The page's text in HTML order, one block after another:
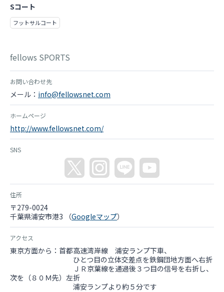
Sコート
フットサルコート
fellows SPORTS
お問い合わせ先
メール： info@fellowsnet.com
ホームページ
http://www.fellowsnet.com/
SNS
住所
〒279-0024
千葉県浦安市港3 （Googleマップ）
アクセス
東京方面から：首都高速湾岸線 浦安ランプ下車、
ひとつ目の立体交差点を鉄鋼団地方面へ右折
ＪＲ京葉線を通過後３つ目の信号を右折し、
次を（８０Ｍ先）左折
浦安ランプより約５分です